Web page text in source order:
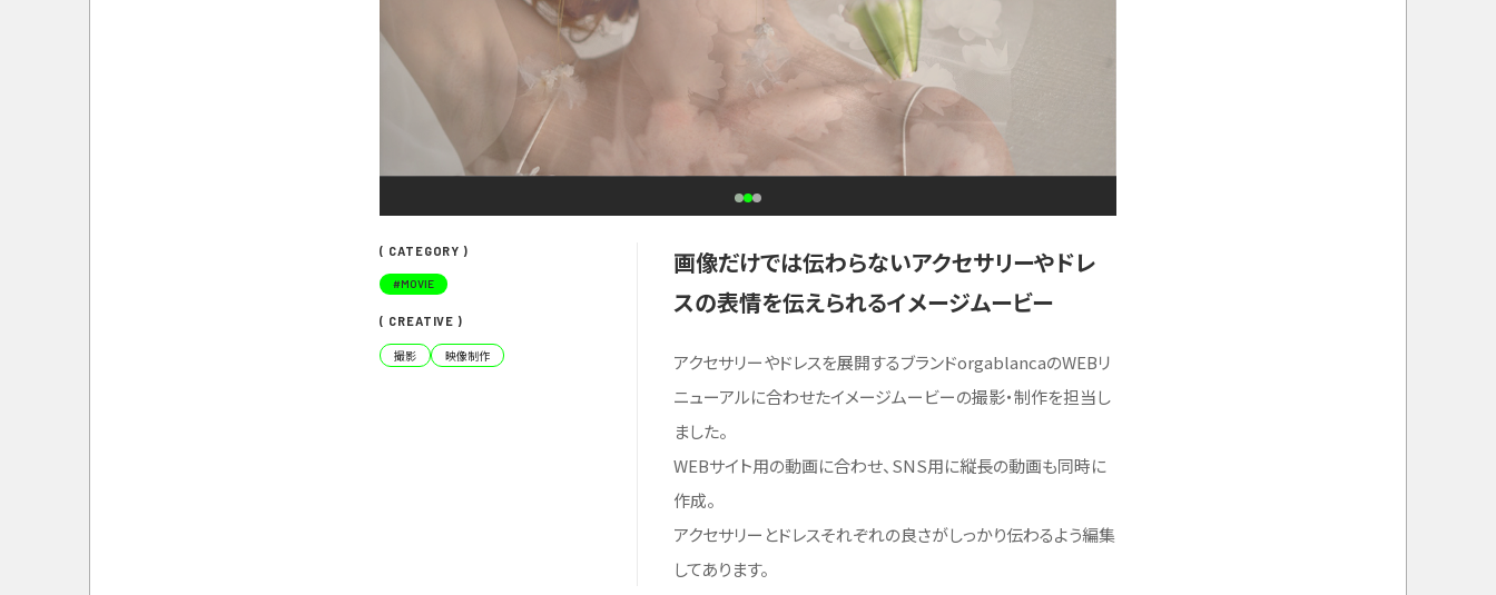
( CATEGORY )
#MOVIE
( CREATIVE )
撮影 映像制作
画像だけでは伝わらないアクセサリーやドレ
スの表情を伝えられるイメージムービー
アクセサリーやドレスを展開するブランドorgablancaのWEBリ
ニューアルに合わせたイメージムービーの撮影・制作を担当し
ました。
WEBサイト用の動画に合わせ、SNS用に縦長の動画も同時に
作成。
アクセサリーとドレスそれぞれの良さがしっかり伝わるよう編集
してあります。